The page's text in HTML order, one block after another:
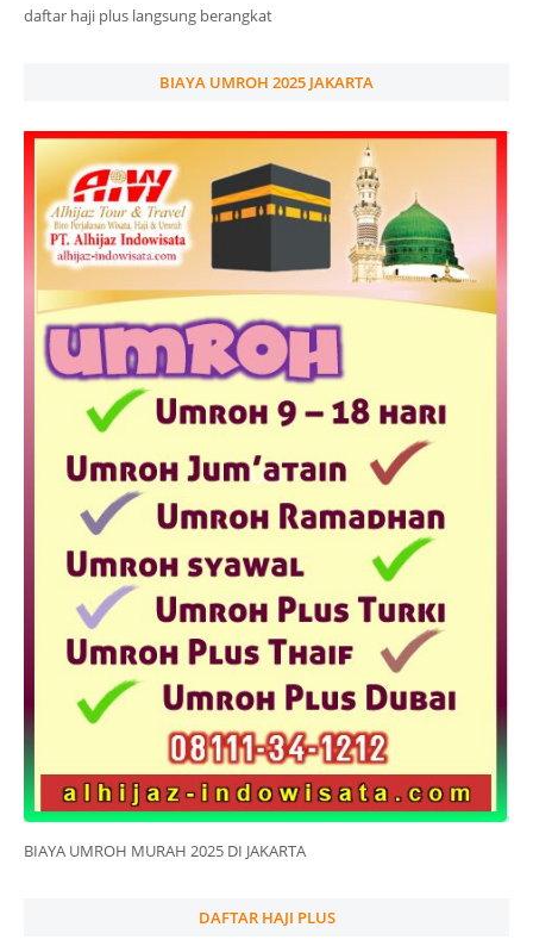
daftar haji plus langsung berangkat
BIAYA UMROH 2025 JAKARTA
BIAYA UMROH MURAH 2025 DI JAKARTA
DAFTAR HAJI PLUS